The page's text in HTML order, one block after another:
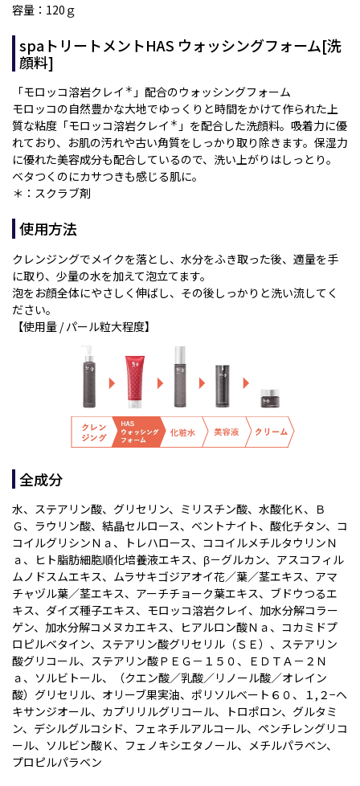
容量：120ｇ
spaトリートメントHAS ウォッシングフォーム[洗
顔料]
「モロッコ溶岩クレイ ＊ 」配合のウォッシングフォーム
モロッコの自然豊かな大地でゆっくりと時間をかけて作られた上
質な粘度「モロッコ溶岩クレイ ＊ 」を配合した洗顔料。吸着力に優
れており、お肌の汚れや古い角質をしっかり取り除きます。保湿力
に優れた美容成分も配合しているので、洗い上がりはしっとり。
ベタつくのにカサつきも感じる肌に。
＊：スクラブ剤
使用方法
クレンジングでメイクを落とし、水分をふき取った後、適量を手
に取り、少量の水を加えて泡立てます。
泡をお顔全体にやさしく伸ばし、その後しっかりと洗い流してく
ださい。
【使用量 / パール粒大程度】
全成分
水、ステアリン酸、グリセリン、ミリスチン酸、水酸化Ｋ、Ｂ
Ｇ、ラウリン酸、結晶セルロース、ベントナイト、酸化チタン、コ
コイルグリシンＮａ、トレハロース、ココイルメチルタウリンＮ
ａ、ヒト脂肪細胞順化培養液エキス、β－グルカン、アスコフィル
ムノドスムエキス、ムラサキゴジアオイ花／葉／茎エキス、アマ
チャヅル葉／茎エキス、アーチチョーク葉エキス、ブドウつるエ
キス、ダイズ種子エキス、モロッコ溶岩クレイ、加水分解コラー
ゲン、加水分解コメヌカエキス、ヒアルロン酸Ｎａ、コカミドプ
ロピルベタイン、ステアリン酸グリセリル（ＳＥ）、ステアリン
酸グリコール、ステアリン酸ＰＥＧ－１５０、ＥＤＴＡ－２Ｎ
ａ、ソルビトール、（クエン酸／乳酸／リノール酸／オレイン
酸）グリセリル、オリーブ果実油、ポリソルベート６０、１,２−ヘ
キサンジオール、カプリリルグリコール、トロポロン、グルタミ
ン、デシルグルコシド、フェネチルアルコール、ペンチレングリコ
ール、ソルビン酸Ｋ、フェノキシエタノール、メチルパラベン、
プロピルパラベン